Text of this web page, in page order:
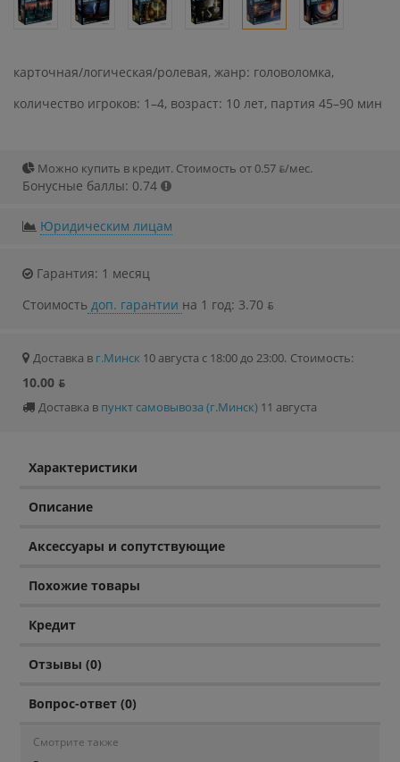
карточная/логическая/ролевая, жанр: головоломка,
количество игроков: 1–4, возраст: 10 лет, партия 45–90 мин
Можно купить в кредит. Стоимость от 0.57 ƃ/мec.
Бонусные баллы: 0.74
Юридическим лицам
Гарантия: 1 месяц
Стоимость доп. гарантии на 1 год: 3.70 ƃ
Доставка в г.Минск 10 августа с 18:00 до 23:00. Стоимость:
10.00 ƃ
Доставка в пункт самовывоза (г.Минск) 11 августа
Характеристики
Описание
Аксессуары и сопутствующие
Похожие товары
Кредит
Отзывы (0)
Вопрос-ответ (0)
Смотрите также